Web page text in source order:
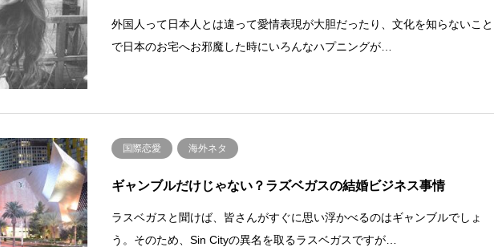
外国人って日本人とは違って愛情表現が大胆だったり、文化を知らないこと
で日本のお宅へお邪魔した時にいろんなハプニングが…
国際恋愛 海外ネタ
ギャンブルだけじゃない？ラズベガスの結婚ビジネス事情
ラスベガスと聞けば、皆さんがすぐに思い浮かべるのはギャンブルでしょ
う。そのため、Sin Cityの異名を取るラスベガスですが…